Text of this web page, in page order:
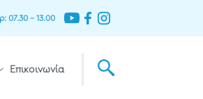
07.30 – 13.00
Επικοινωνία